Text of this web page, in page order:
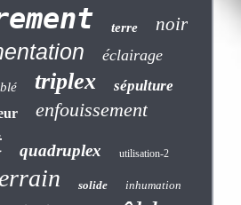
terre noir
éclairage
triplex sépulture
enfouissement
quadruplex utilisation-2
solide inhumation